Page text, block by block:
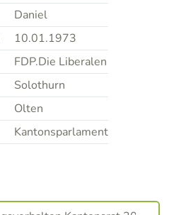
Daniel
10.01.1973
FDP.Die Liberalen
Solothurn
Olten
Kantonsparlament